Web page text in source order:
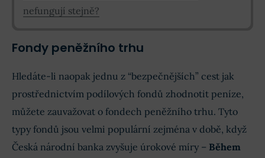
nefungují stejně?
Fondy peněžního trhu
Hledáte-li naopak jednu z “bezpečnějších” cest jak
prostřednictvím podílových fondů zhodnotit peníze,
můžete zauvažovat o fondech peněžního trhu. Tyto
typy fondů jsou velmi populární zejména v době, když
Česká národní banka zvyšuje úrokové míry – Během